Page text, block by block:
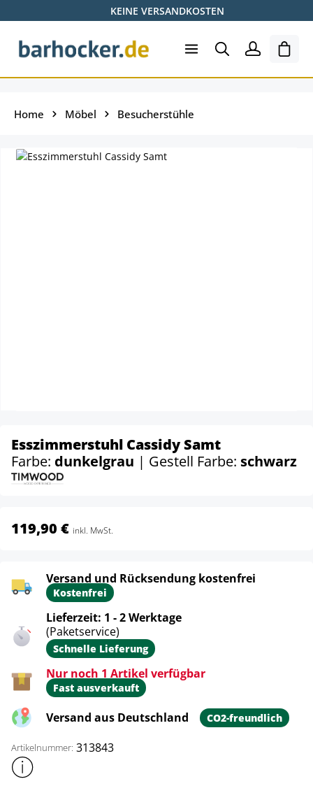
Zum Hauptinhalt springenKEINE VERSANDKOSTEN
Home Möbel Besucherstühle
Esszimmerstuhl Cassidy Samt
Farbe: dunkelgrau | Gestell Farbe: schwarz
119,90 € inkl. MwSt.
Versand und Rücksendung kostenfrei
Kostenfrei
Lieferzeit: 1 - 2 Werktage
(Paketservice)
Schnelle Lieferung
Nur noch 1 Artikel verfügbar
Fast ausverkauft
Versand aus Deutschland CO2-freundlich
Artikelnummer: 313843
Weitere Produktinformationen anzeigen